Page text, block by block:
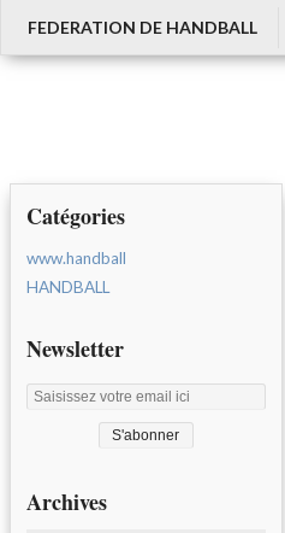
FEDERATION DE HANDBALL
Catégories
www.handball
HANDBALL
Newsletter
Archives